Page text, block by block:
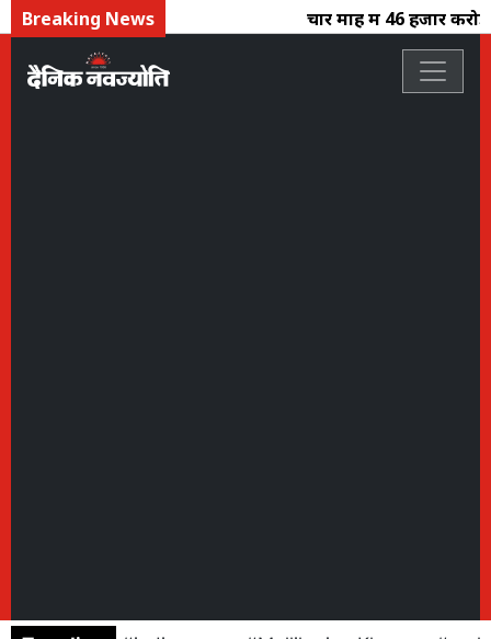
Breaking News चार माह में 46 हजार